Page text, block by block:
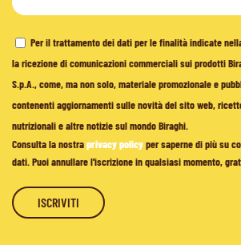
Per il trattamento dei dati per le finalità indicate
la ricezione di comunicazioni commerciali sui prodotti
S.p.A., come, ma non solo, materiale promozionale e
contenenti aggiornamenti sulle novità del sito web,
nutrizionali e altre notizie sul mondo Biraghi.
Consulta la nostraprivacy policyper saperne di più su
dati. Puoi annullare l'iscrizione in qualsiasi momento,